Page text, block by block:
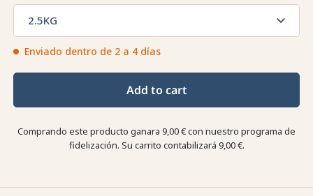
2.5KG
Enviado dentro de 2 a 4 días
Add to cart
Comprando este producto ganara 9,00 €con nuestro programa de
fidelización. Su carrito contabilizará 9,00 €.